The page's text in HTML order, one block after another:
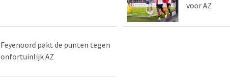
voor AZ
Feyenoord pakt de punten tegen
onfortuinlijk AZ